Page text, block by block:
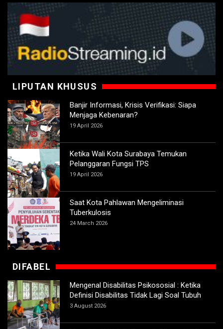
LIPUTAN KHUSUS
Banjir Informasi, Krisis Verifikasi: Siapa
Menjaga Kebenaran?
19 April 2026
Ketika Wali Kota Surabaya Temukan
Pelanggaran Fungsi TPS
19 April 2026
Saat Kota Pahlawan Mengeliminasi
Tuberkulosis
24 March 2026
DIFABEL
Mengenal Disabilitas Psikososial : Ketika
Definisi Disabilitas Tidak Lagi Soal Tubuh
3 August 2026